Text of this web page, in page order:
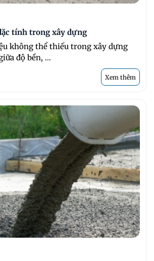
tính trong xây dựng
không thể thiếu trong xây dựng
độ bền, ...
Xem thêm